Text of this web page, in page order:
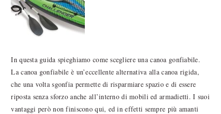
In questa guida spieghiamo come scegliere una canoa gonfiabile.
La canoa gonfiabile è un’eccellente alternativa alla canoa rigida,
che una volta sgonfia permette di risparmiare spazio e di essere
riposta senza sforzo anche all’interno di mobili ed armadietti. I suoi
vantaggi però non finiscono qui, ed in effetti sempre più amanti